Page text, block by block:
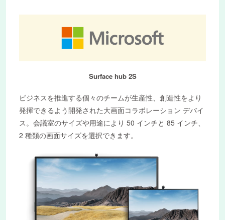
Surface hub 2S
ビジネスを推進する個々のチームが生産性、創造性をより
発揮できるよう開発された大画面コラボレーション デバイ
ス。会議室のサイズや用途により 50 インチと 85 インチ、
2 種類の画面サイズを選択できます。